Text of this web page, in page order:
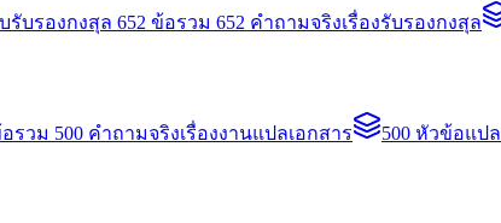
รับรองกงสุล 652 ข้อรวม 652 คำถามจริงเรื่องรับรองกงสุล
รวม 500 คำถามจริงเรื่องงานแปลเอกสาร 500 หัวข้อแป